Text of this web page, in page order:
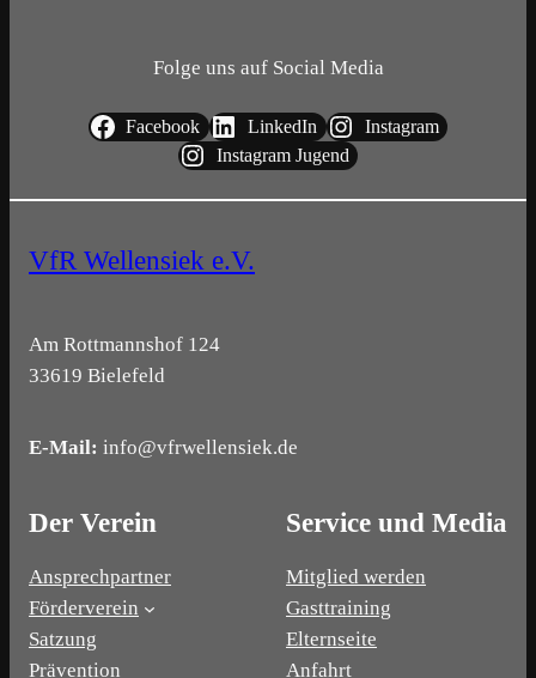
Folge uns auf Social Media
Facebook LinkedIn
Instagram
Instagram Jugend
VfR Wellensiek e.V.
Am Rottmannshof 124
33619 Bielefeld
E-Mail: info@vfrwellensiek.de
Der Verein
Ansprechpartner
Förderverein
Satzung
Prävention
Service und Media
Mitglied werden
Gasttraining
Elternseite
Anfahrt